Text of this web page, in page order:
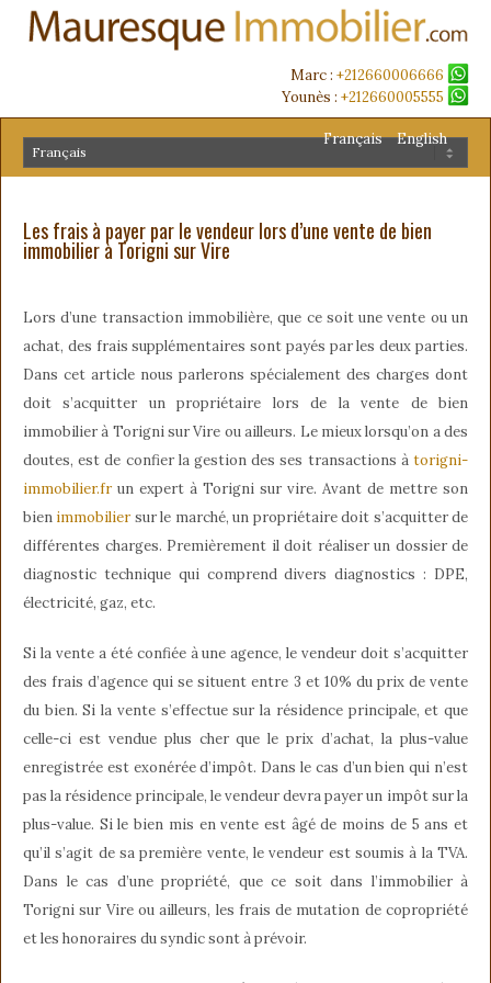
Marc : +212660006666
Younès : +212660005555
Français English
Les frais à payer par le vendeur lors d’une vente de bien
immobilier à Torigni sur Vire
Lors d’une transaction immobilière, que ce soit une vente ou un
achat, des frais supplémentaires sont payés par les deux parties.
Dans cet article nous parlerons spécialement des charges dont
doit s’acquitter un propriétaire lors de la vente de bien
immobilier à Torigni sur Vire ou ailleurs. Le mieux lorsqu’on a des
doutes, est de confier la gestion des ses transactions à torigni-
immobilier.frun expert à Torigni sur vire. Avant de mettre son
bien immobiliersur le marché, un propriétaire doit s’acquitter de
différentes charges. Premièrement il doit réaliser un dossier de
diagnostic technique qui comprend divers diagnostics : DPE,
électricité, gaz, etc.
Si la vente a été confiée à une agence, le vendeur doit s’acquitter
des frais d’agence qui se situent entre 3 et 10% du prix de vente
du bien. Si la vente s’effectue sur la résidence principale, et que
celle-ci est vendue plus cher que le prix d’achat, la plus-value
enregistrée est exonérée d’impôt. Dans le cas d’un bien qui n’est
pas la résidence principale, le vendeur devra payer un impôt sur la
plus-value. Si le bien mis en vente est âgé de moins de 5 ans et
qu’il s’agit de sa première vente, le vendeur est soumis à la TVA.
Dans le cas d’une propriété, que ce soit dans l’immobilier à
Torigni sur Vire ou ailleurs, les frais de mutation de copropriété
et les honoraires du syndic sont à prévoir.